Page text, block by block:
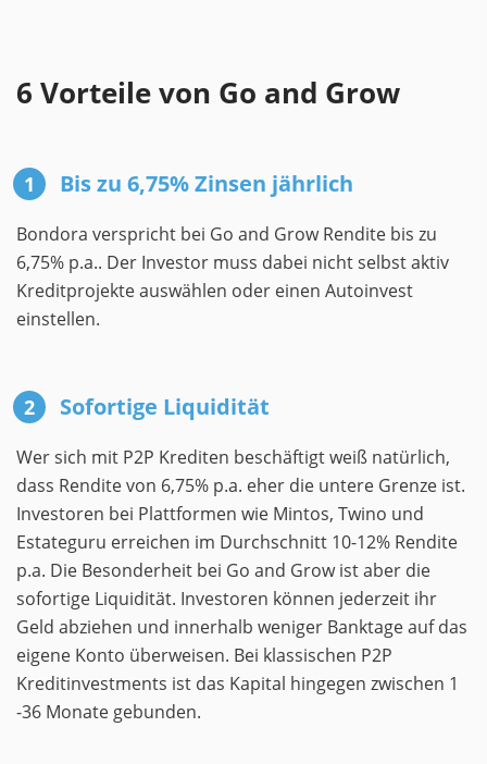
6 Vorteile von Go and Grow
Bis zu 6,75% Zinsen jährlich
Bondora verspricht bei Go and Grow Rendite bis zu
6,75% p.a.. Der Investor muss dabei nicht selbst aktiv
Kreditprojekte auswählen oder einen Autoinvest
einstellen.
Sofortige Liquidität
Wer sich mit P2P Krediten beschäftigt weiß natürlich,
dass Rendite von 6,75% p.a. eher die untere Grenze ist.
Investoren bei Plattformen wie Mintos, Twino und
Estateguru erreichen im Durchschnitt 10-12% Rendite
p.a. Die Besonderheit bei Go and Grow ist aber die
sofortige Liquidität. Investoren können jederzeit ihr
Geld abziehen und innerhalb weniger Banktage auf das
eigene Konto überweisen. Bei klassischen P2P
Kreditinvestments ist das Kapital hingegen zwischen 1
-36 Monate gebunden.